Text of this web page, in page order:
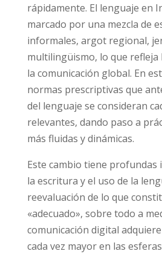
rápidamente. El lenguaje en
marcado por una mezcla de
informales, argot regional,
multilingüismo, lo que refleja
la comunicación global. En
normas prescriptivas que
del lenguaje se consideran
relevantes, dando paso a
más fluidas y dinámicas.
Este cambio tiene profundas
la escritura y el uso de la
reevaluación de lo que
«adecuado», sobre todo a
comunicación digital
cada vez mayor en las